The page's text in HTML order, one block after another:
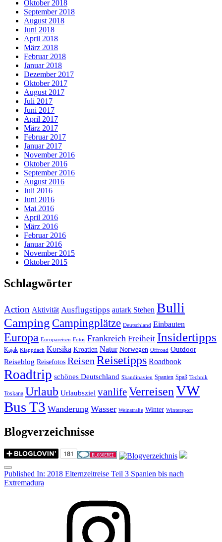
Oktober 2018
September 2018
August 2018
Juni 2018
April 2018
März 2018
Februar 2018
Januar 2018
Dezember 2017
Oktober 2017
August 2017
Juli 2017
Juni 2017
April 2017
März 2017
Februar 2017
Januar 2017
November 2016
Oktober 2016
September 2016
August 2016
Juli 2016
Juni 2016
Mai 2016
April 2016
März 2016
Februar 2016
Januar 2016
November 2015
Oktober 2015
Schlagwörter
Action Aktivität Ausflugstipps autark Stehen Bulli
Camping Campingplätze Deutschland Einbauten
Europa Europareisen Fotos Frankreich Freiheit Insidertipps
Kajak Klappdach Korsika Kroatien Natur Norwegen Offroad Outdoor
Reiseblog Reisefotos ReisenReisetipps Roadbook
Roadtrip schönes Deutschland Skandinavien Spanien Spaß Technik
Toskana Urlaub Urlaubsziel vanlifeVerreisenVW
Bus T3 Wanderung Wasser Weinstraße Winter Wintersport
Blogverzeichnisse
Menu
Post
navigation
Published In: 2018 Elternzeitreise Teil 3 Spanien bis nach
Extremadura